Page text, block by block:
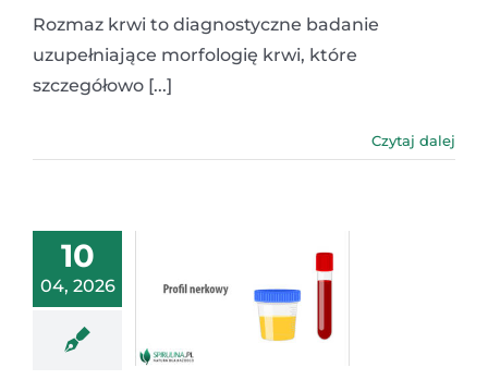
Rozmaz krwi to diagnostyczne badanie
uzupełniające morfologię krwi, które
szczegółowo [...]
Czytaj dalej
10
04, 2026